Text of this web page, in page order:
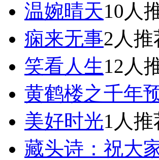
温婉晴天10人
痫来无事2人推
笑看人生12人
黄鹤楼之千年
美好时光1人推
藏头诗：祝大